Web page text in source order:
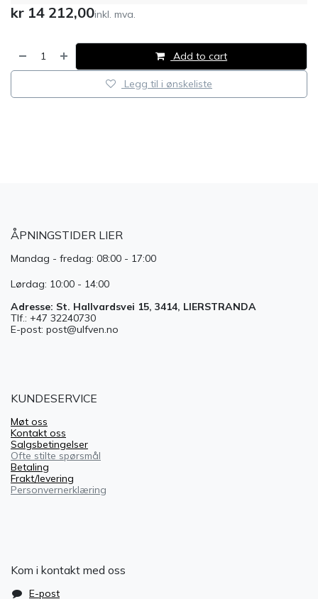
kr 14 212,00inkl. mva.
Add to cart
Legg til i ønskeliste
ÅPNINGSTIDER LIER
Mandag - fredag: 08:00 - 17:00
Lørdag: 10:00 - 14:00
Adresse: St. Hallvardsvei 15, 3414, LIERSTRANDA
Tlf.: +47 32240730
E-post: post@ulfven.no
KUNDESERVICE
Møt oss
Kontakt oss
Salgsbetingelser
Ofte stilte spørsmål
Betaling
Frakt/levering
Personvernerklæring
Kom i kontakt med oss
E-post